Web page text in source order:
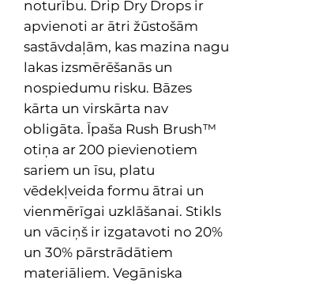
noturību. Drip Dry Drops ir
apvienoti ar ātri žūstošām
sastāvdaļām, kas mazina nagu
lakas izsmērēšanās un
nospiedumu risku. Bāzes
kārta un virskārta nav
obligāta. Īpaša Rush Brush™
otiņa ar 200 pievienotiem
sariem un īsu, platu
vēdekļveida formu ātrai un
vienmērīgai uzklāšanai. Stikls
un vāciņš ir izgatavoti no 20%
un 30% pārstrādātiem
materiāliem. Vegāniska